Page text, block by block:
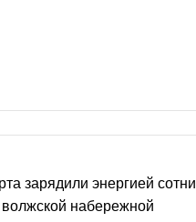
зарядили энергией сотни
набережной